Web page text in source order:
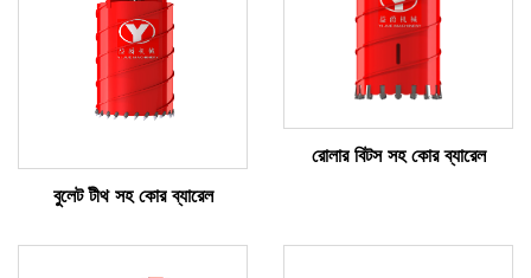
বুলেট টীথ সহ কোর ব্যারেল
রোলার বিটস সহ কোর ব্যারেল